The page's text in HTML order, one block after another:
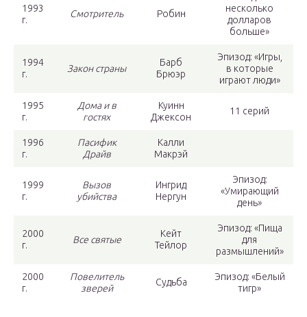
1993
г.
Смотритель Робин
несколько
долларов
больше»
1994
г.
Закон страны
Барб
Брюэр
Эпизод: «Игры,
в которые
играют люди»
1995
г.
Дома и в
гостях
Куинн
Джексон
11 серий
1996
г.
Пасифик
Драйв
Калли
Макрэй
1999
г.
Вызов
убийства
Ингрид
Нергун
Эпизод:
«Умирающий
день»
2000
г.
Все святые
Кейт
Тейлор
Эпизод: «Пища
для
размышлений»
2000
г.
Повелитель
зверей
Судьба
Эпизод: «Белый
тигр»